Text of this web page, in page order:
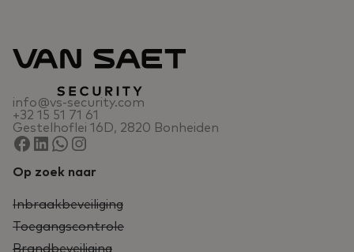
info@vs-security.com
+32 15 51 71 61
Gestelhoflei 16D, 2820 Bonheiden
Op zoek naar
Inbraakbeveiliging
Toegangscontrole
Brandbeveiliging